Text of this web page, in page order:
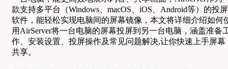
款支持多平台（Windows、macOS、iOS、Android等）的投屏
软件，能轻松实现电脑间的屏幕镜像，本文将详细介绍如何
用AirServer将一台电脑的屏幕投屏到另一台电脑，涵盖准备
作、安装设置、投屏操作及常见问题解决,让你快速上手屏幕
共享。